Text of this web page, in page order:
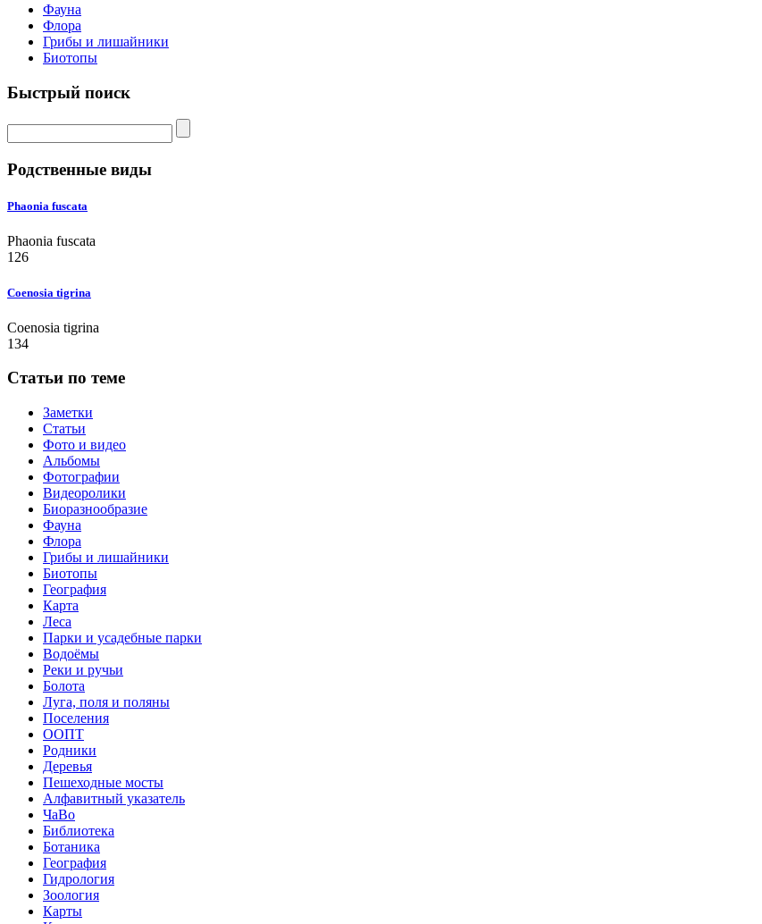
Фауна
Флора
Грибы и лишайники
Биотопы
Быстрый поиск
Родственные виды
Phaonia fuscata
Phaonia fuscata
126
Coenosia tigrina
Coenosia tigrina
134
Статьи по теме
Заметки
Статьи
Фото и видео
Альбомы
Фотографии
Видеоролики
Биоразнообразие
Фауна
Флора
Грибы и лишайники
Биотопы
География
Карта
Леса
Парки и усадебные парки
Водоёмы
Реки и ручьи
Болота
Луга, поля и поляны
Поселения
ООПТ
Родники
Деревья
Пешеходные мосты
Алфавитный указатель
ЧаВо
Библиотека
Ботаника
География
Гидрология
Зоология
Карты